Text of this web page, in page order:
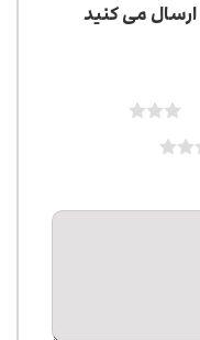
ارسال می کنید